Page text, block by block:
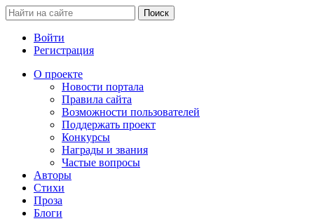
Войти
Регистрация
О проекте
Новости портала
Правила сайта
Возможности пользователей
Поддержать проект
Конкурсы
Награды и звания
Частые вопросы
Авторы
Стихи
Проза
Блоги